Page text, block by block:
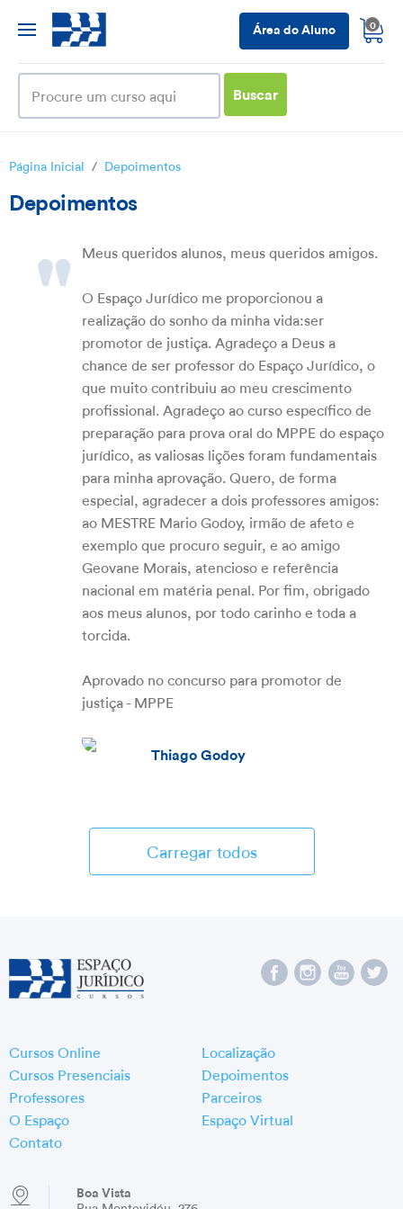
Área do Aluno 0
Buscar
Página Inicial / Depoimentos
Depoimentos
" Meus queridos alunos, meus queridos amigos.
O Espaço Jurídico me proporcionou a
realização do sonho da minha vida:ser
promotor de justiça. Agradeço a Deus a
chance de ser professor do Espaço Jurídico, o
que muito contribuiu ao meu crescimento
profissional. Agradeço ao curso específico de
preparação para prova oral do MPPE do espaço
jurídico, as valiosas lições foram fundamentais
para minha aprovação. Quero, de forma
especial, agradecer a dois professores amigos:
ao MESTRE Mario Godoy, irmão de afeto e
exemplo que procuro seguir, e ao amigo
Geovane Morais, atencioso e referência
nacional em matéria penal. Por fim, obrigado
aos meus alunos, por todo carinho e toda a
torcida.
Aprovado no concurso para promotor de
justiça - MPPE
Thiago Godoy
Carregar todos
Cursos Online
Cursos Presenciais
Professores
O Espaço
Contato
Localização
Depoimentos
Parceiros
Espaço Virtual
Boa Vista